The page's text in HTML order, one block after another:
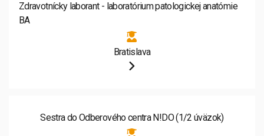
Zdravotnícky laborant - laboratórium patologickej anatómie
BA
Bratislava
Sestra do Odberového centra N!DO (1/2 úväzok)